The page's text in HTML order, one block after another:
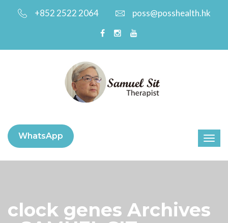
+852 2522 2064 poss@posshealth.hk
WhatsApp
clock genes Archives